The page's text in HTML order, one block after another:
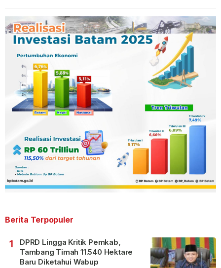
Berita Terpopuler
1
DPRD Lingga Kritik Pemkab,
Tambang Timah 11.540 Hektare
Baru Diketahui Wabup